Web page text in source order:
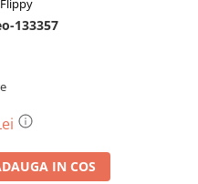
Flippy
133357
IN COS